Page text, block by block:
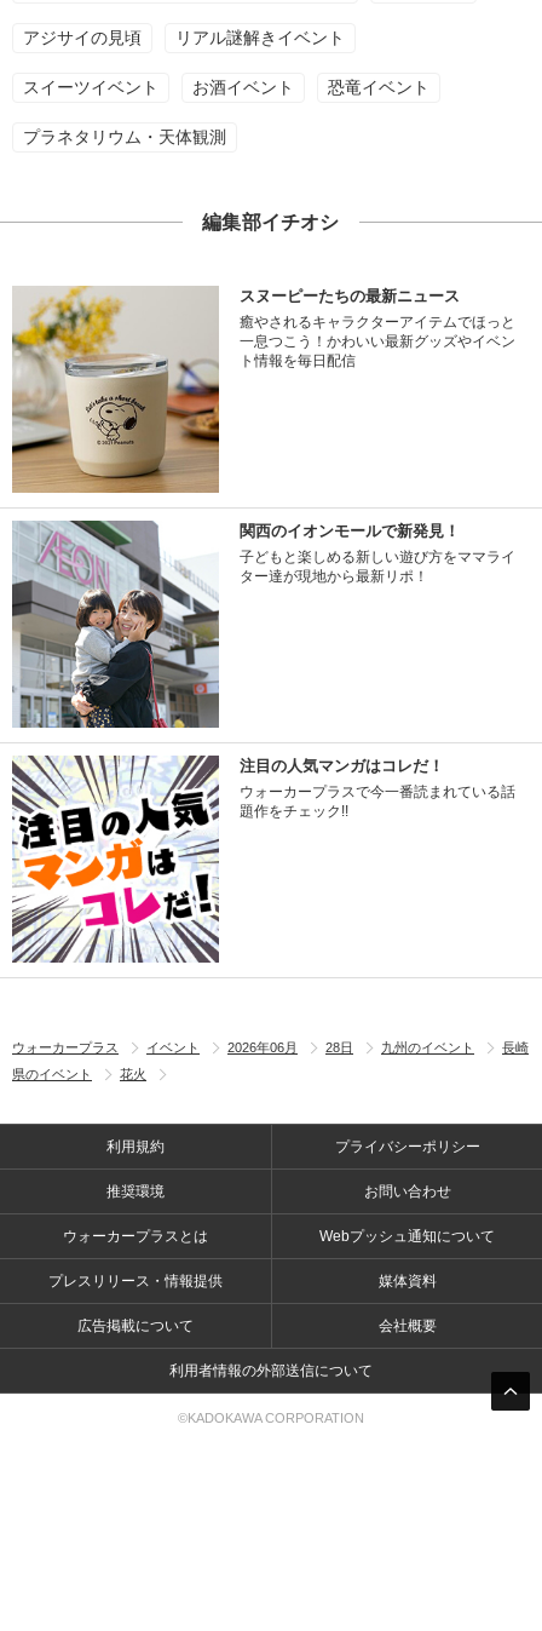
アジサイの見頃 リアル謎解きイベント
スイーツイベント お酒イベント 恐竜イベント
プラネタリウム・天体観測
編集部イチオシ
スヌーピーたちの最新ニュース
癒やされるキャラクターアイテムでほっと
一息つこう！かわいい最新グッズやイベン
ト情報を毎日配信
関西のイオンモールで新発見！
子どもと楽しめる新しい遊び方をママライ
ター達が現地から最新リポ！
注目の人気マンガはコレだ！
ウォーカープラスで今一番読まれている話
題作をチェック!!
ウォーカープラス イベント 2026年06月 28日 九州のイベント
長崎
県のイベント
花火
利用規約 プライバシーポリシー
推奨環境 お問い合わせ
ウォーカープラスとは Webプッシュ通知について
プレスリリース・情報提供 媒体資料
広告掲載について 会社概要
利用者情報の外部送信について
©KADOKAWA CORPORATION